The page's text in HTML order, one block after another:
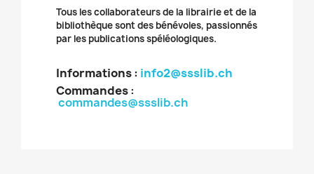
Tous les collaborateurs de la librairie et de la
bibliothèque sont des bénévoles, passionnés
par les publications spéléologiques.
Informations : info2@ssslib.ch
Commandes:
commandes@ssslib.ch